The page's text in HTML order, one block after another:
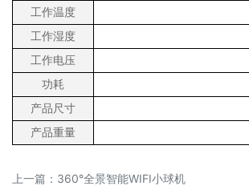
工作温度
工作湿度
工作电压
功耗
产品尺寸
产品重量
上一篇： 360°全景智能WIFI小球机